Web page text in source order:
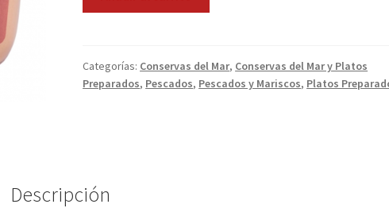
Categorías: Conservas del Mar, Conservas del Mar y Platos
Preparados, Pescados, Pescados y Mariscos, Platos
Descripción